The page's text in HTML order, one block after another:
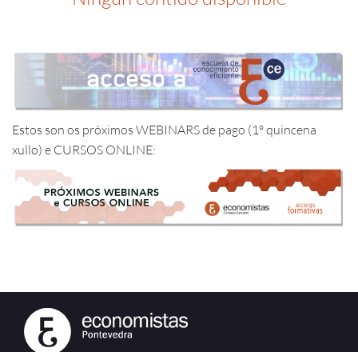
Estos son os próximos WEBINARS de pago (1º quincena
xullo) e CURSOS ONLINE: